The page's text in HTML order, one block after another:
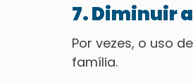
7. Diminuir
Por vezes, o uso
família.